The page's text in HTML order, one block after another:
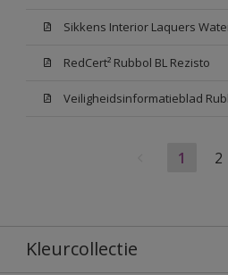
RedCert² Rubbol BL Rezisto
1 2
Kleurcollectie